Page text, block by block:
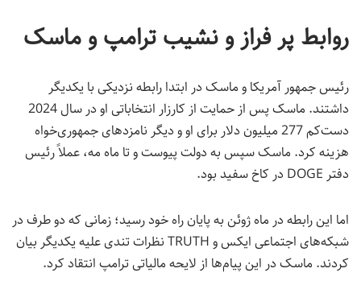
روابط پر فراز و نشیب ترامپ و ماسک
رئیس جمهور آمریکا و ماسک در ابتدا رابطه نزدیکی با یکدیگر
داشتند. ماسک پس از حمایت از کارزار انتخاباتی او در سال 2024
دست‌کم 277 میلیون دلار برای او و دیگر نامزدهای جمهوری‌خواه
هزینه کرد. ماسک سپس به دولت پیوست و تا ماه مه، عملاً رئیس
دفتر DOGE در کاخ سفید بود.
اما این رابطه در ماه ژوئن به پایان راه خود رسید؛ زمانی که دو طرف در
شبکه‌های اجتماعی ایکس و TRUTH نظرات تندی علیه یکدیگر بیان
کردند. ماسک در این پیام‌ها از لایحه مالیاتی ترامپ انتقاد کرد.